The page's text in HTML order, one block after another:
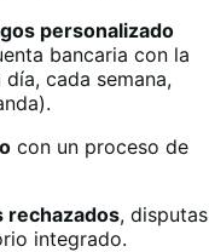
personalizado
bancaria con la
cada semana,
con un proceso de
rechazados, disputas
integrado.